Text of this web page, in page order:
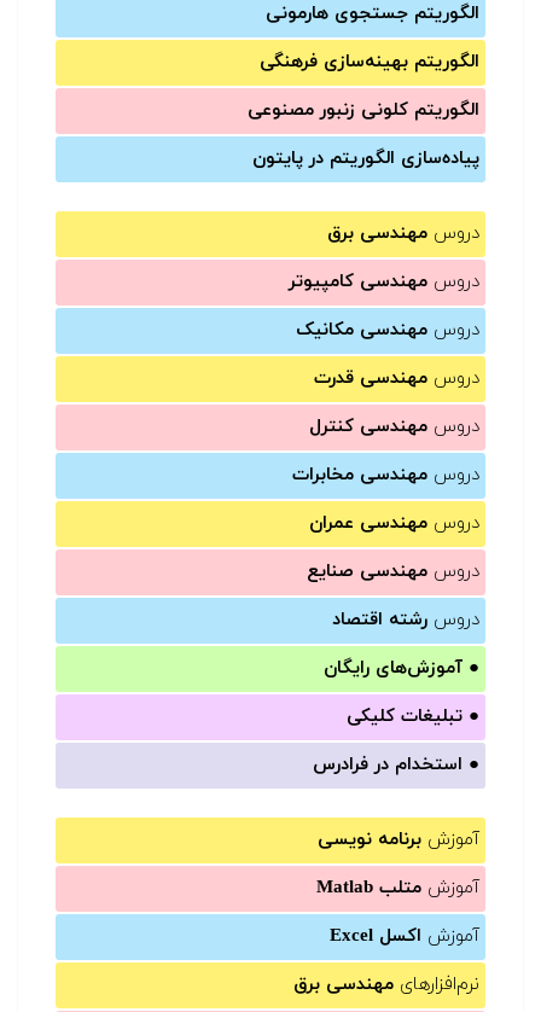
الگوریتم جستجوی هارمونی
الگوریتم بهینه‌سازی فرهنگی
الگوریتم کلونی زنبور مصنوعی
پیاده‌سازی الگوریتم در پایتون
دروس مهندسی برق
دروس مهندسی کامپیوتر
دروس مهندسی مکانیک
دروس مهندسی قدرت
دروس مهندسی کنترل
دروس مهندسی مخابرات
دروس مهندسی عمران
دروس مهندسی صنایع
دروس رشته اقتصاد
● آموزش‌های رایگان
● تبلیغات کلیکی
● استخدام در فرادرس
آموزش برنامه نویسی
آموزش متلب Matlab
آموزش اکسل Excel
نرم‌افزارهای مهندسی برق